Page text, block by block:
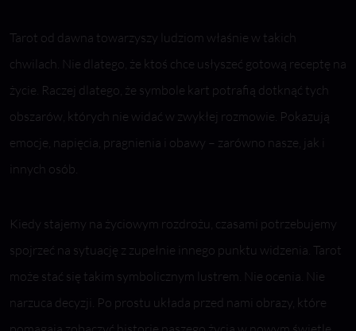
Tarot od dawna towarzyszy ludziom właśnie w takich
chwilach. Nie dlatego, że ktoś chce usłyszeć gotową receptę na
życie. Raczej dlatego, że symbole kart potrafią dotknąć tych
obszarów, których nie widać w zwykłej rozmowie. Pokazują
emocje, napięcia, pragnienia i obawy – zarówno nasze, jak i
innych osób.
Kiedy stajemy na życiowym rozdrożu, czasami potrzebujemy
spojrzeć na sytuację z zupełnie innego punktu widzenia. Tarot
może stać się takim symbolicznym lustrem. Nie ocenia. Nie
narzuca decyzji. Po prostu układa przed nami obrazy, które